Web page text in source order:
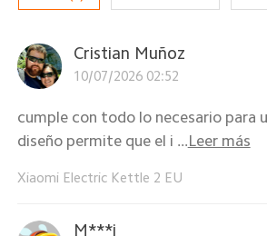
Cristian Muñoz
10/07/2026 02:52
cumple con todo lo necesario para
diseño permite que el i ...Leer más
Xiaomi Electric Kettle 2 EU
M***i